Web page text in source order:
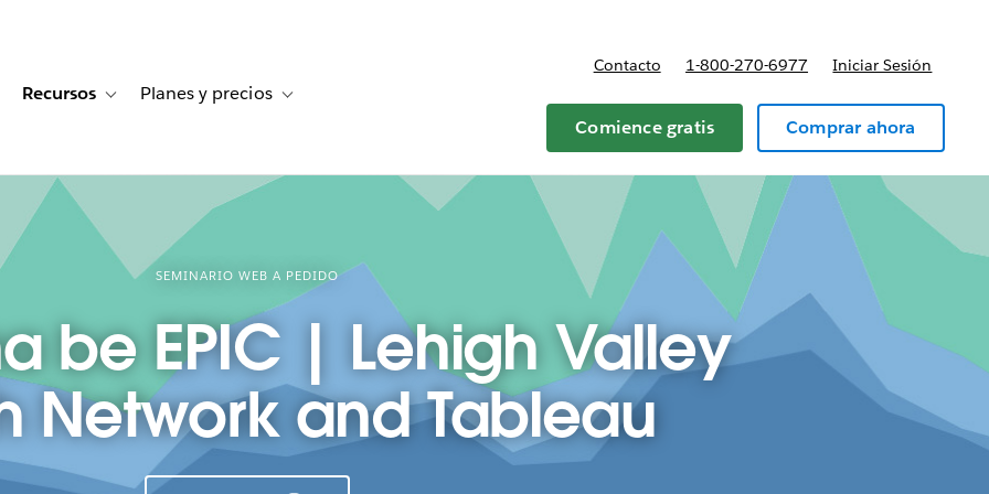
Historias de clientes
sub-navigation for Soluciones
Recursos Toggle sub-navigation for Recursos
Planes y precios Toggle sub-navigation for Planes y precios
Contacto 1-800-270-6977 Iniciar Sesión
Comience gratis Comprar ahora
SEMINARIO WEB A PEDIDO
be EPIC | Lehigh Valley
Network and Tableau